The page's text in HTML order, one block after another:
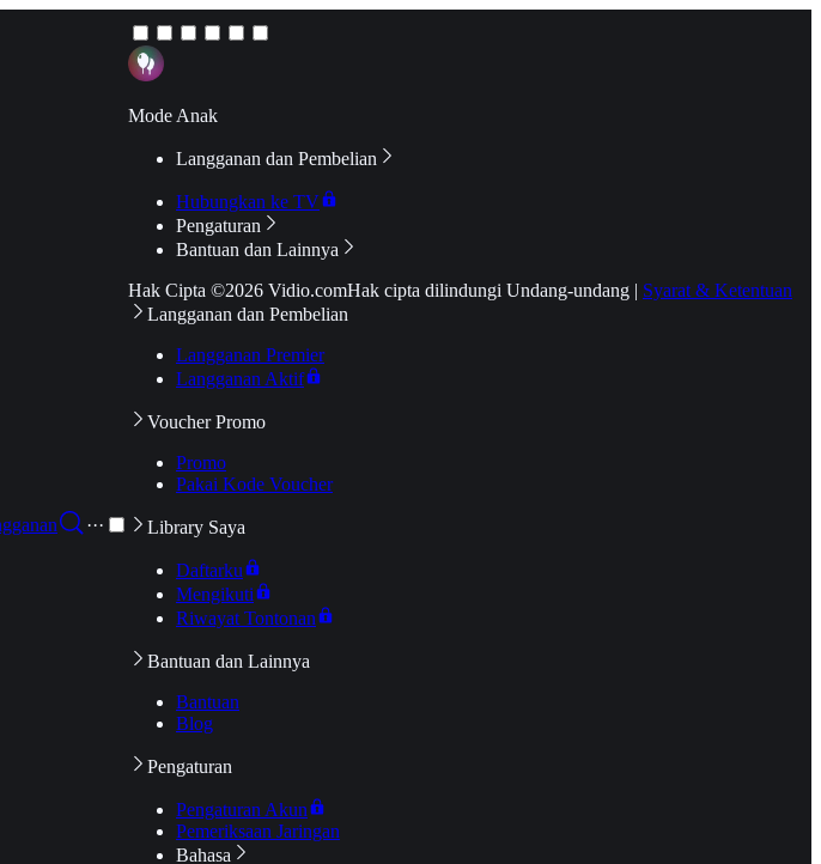
···
Mode Anak
Langganan dan Pembelian
Hubungkan ke TV
Pengaturan
Bantuan dan Lainnya
Hak Cipta ©2026 Vidio.comHak cipta dilindungi Undang-undang | Syarat & Ketentuan
Langganan dan Pembelian
Langganan Premier
Langganan Aktif
Voucher Promo
Promo
Pakai Kode Voucher
Library Saya
Daftarku
Mengikuti
Riwayat Tontonan
Bantuan dan Lainnya
Bantuan
Blog
Pengaturan
Pengaturan Akun
Pemeriksaan Jaringan
Bahasa